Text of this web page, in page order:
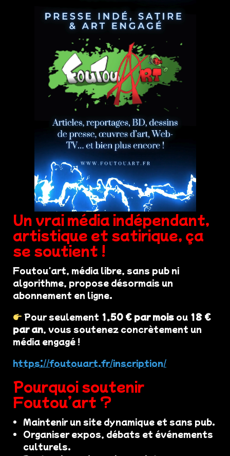
Un vrai média indépendant,
artistique et satirique, ça
se soutient !
Foutou'art, média libre, sans pub ni
algorithme, propose désormais un
abonnement en ligne.
Pour seulement 1,50 € par mois ou 18 €
par an, vous soutenez concrètement un
média engagé !
https://foutouart.fr/inscription/
Pourquoi soutenir
Foutou’art ?
Maintenir un site dynamique et sans pub.
Organiser expos, débats et événements
culturels.